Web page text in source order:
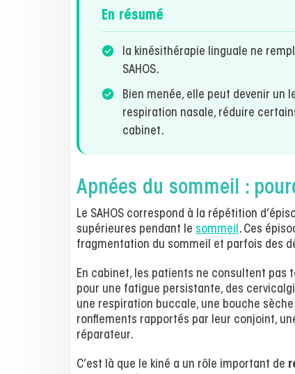
En résumé
la kinésithérapie linguale ne
SAHOS.
Bien menée, elle peut devenir
respiration nasale, réduire
cabinet.
Apnées du sommeil :
Le SAHOS correspond à la répétition
supérieures pendant le sommeil. Ces
fragmentation du sommeil et parfois des
En cabinet, les patients ne consultent pas
pour une fatigue persistante, des
une respiration buccale, une bouche
ronflements rapportés par leur conjoint,
réparateur.
C’est là que le kiné a un rôle important de